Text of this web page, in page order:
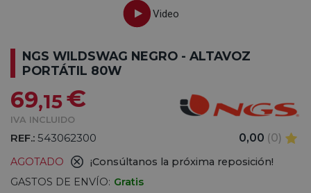
NGS WILDSWAG NEGRO - ALTAVOZ
PORTÁTIL 80W
69,15€
IVA INCLUIDO
REF.: 543062300 0,00 (0)
AGOTADO
¡Consúltanos la próxima reposición!
GASTOS DE ENVÍO: Gratis